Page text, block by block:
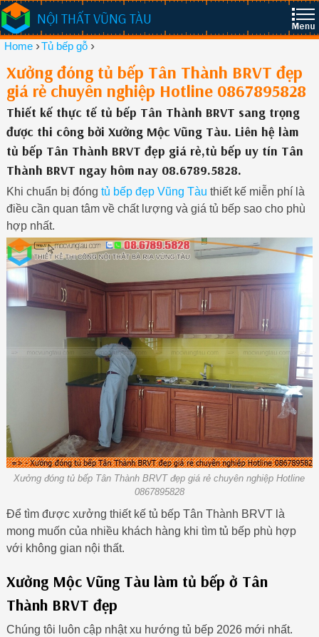
NỘI THẤT VŨNG TÀU
Home ›Tủ bếp gỗ ›
Xưởng đóng tủ bếp Tân Thành BRVT đẹp
giá rẻ chuyên nghiệp Hotline 0867895828
Thiết kế thực tế tủ bếp Tân Thành BRVT sang trọng
được thi công bởi Xưởng Mộc Vũng Tàu. Liên hệ làm
tủ bếp Tân Thành BRVT đẹp giá rẻ,tủ bếp uy tín Tân
Thành BRVT ngay hôm nay 08.6789.5828.
Khi chuẩn bị đóng tủ bếp đẹp Vũng Tàu thiết kế miễn phí là
điều cần quan tâm về chất lượng và giá tủ bếp sao cho phù
hợp nhất.
Xưởng đóng tủ bếp Tân Thành BRVT đẹp giá rẻ chuyên nghiệp Hotline
0867895828
Để tìm được xưởng thiết kế tủ bếp Tân Thành BRVT là
mong muốn của nhiều khách hàng khi tìm tủ bếp phù hợp
với không gian nội thất.
Xưởng Mộc Vũng Tàu làm tủ bếp ở Tân
Thành BRVT đẹp
Chúng tôi luôn cập nhật xu hướng tủ bếp 2026 mới nhất.